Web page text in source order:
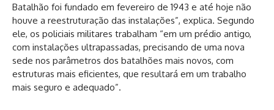
Batalhão foi fundado em fevereiro de 1943 e até hoje não
houve a reestruturação das instalações”, explica. Segundo
ele, os policiais militares trabalham “em um prédio antigo,
com instalações ultrapassadas, precisando de uma nova
sede nos parâmetros dos batalhões mais novos, com
estruturas mais eficientes, que resultará em um trabalho
mais seguro e adequado”.